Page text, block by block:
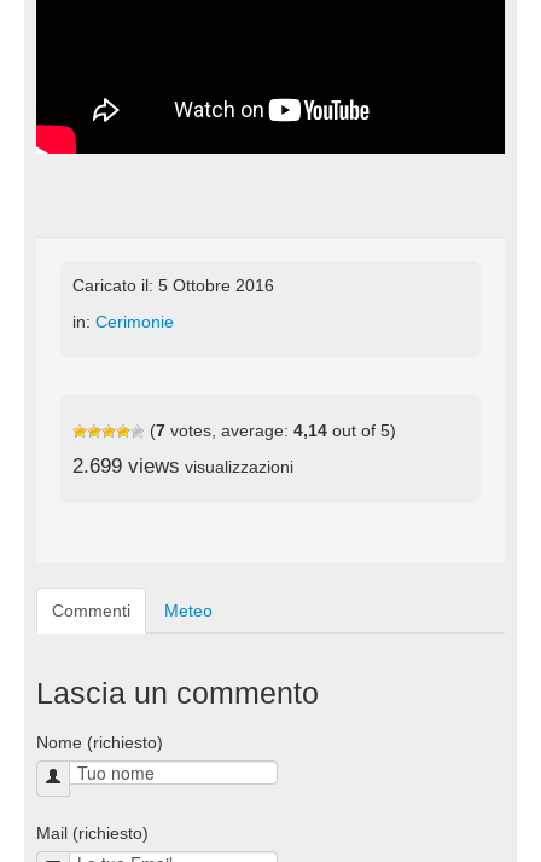
Caricato il: 5 Ottobre 2016
in: Cerimonie
(7 votes, average: 4,14 out of 5)
2.699 views visualizzazioni
Commenti Meteo
Lascia un commento
Nome (richiesto)
Mail (richiesto)